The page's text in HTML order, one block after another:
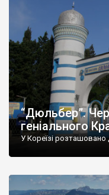
“Дюльбер”.
геніального
У Кореїзі розташовано